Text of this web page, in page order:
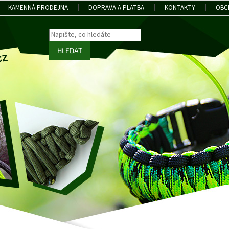
KAMENNÁ PRODEJNA DOPRAVA A PLATBA KONTAKTY
HLEDAT